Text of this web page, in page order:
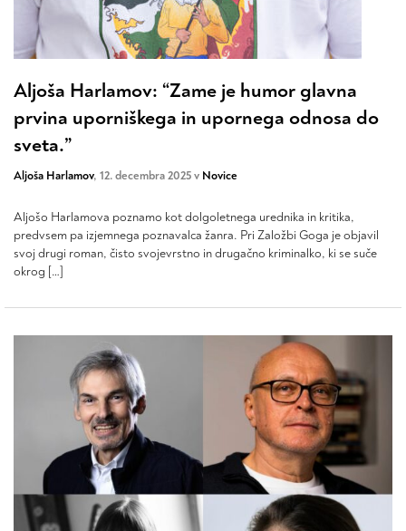
Aljoša Harlamov: “Zame je humor glavna
prvina uporniškega in upornega odnosa do
sveta.”
Aljoša Harlamov, 12. decembra 2025 v Novice
Aljošo Harlamova poznamo kot dolgoletnega urednika in kritika,
predvsem pa izjemnega poznavalca žanra. Pri Založbi Goga je objavil
svoj drugi roman, čisto svojevrstno in drugačno kriminalko, ki se suče
okrog […]